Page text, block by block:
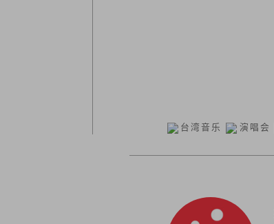
台湾音乐 演唱会